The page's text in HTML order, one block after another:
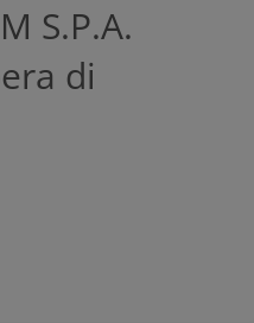
S.P.A.
di